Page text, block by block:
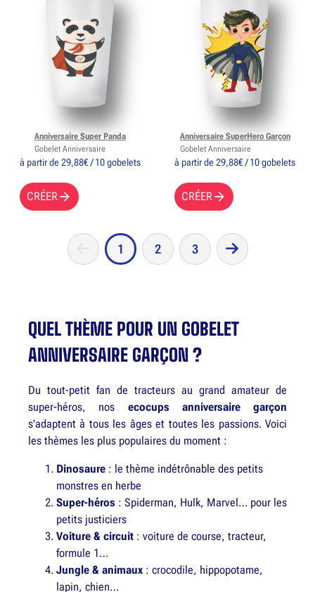
à partir de 29,88€ / 10 gobelets
CRÉER
Anniversaire Super Panda
Gobelet Anniversaire
à partir de 29,88€ / 10 gobelets
CRÉER
Anniversaire SuperHero Garçon
Gobelet Anniversaire
1 2 3
QUEL THÈME POUR UN GOBELET
ANNIVERSAIRE GARÇON ?
Du tout-petit fan de tracteurs au grand amateur de
super-héros, nos ecocups anniversaire garçon
s'adaptent à tous les âges et toutes les passions. Voici
les thèmes les plus populaires du moment :
Dinosaure : le thème indétrônable des petits
monstres en herbe
Super-héros : Spiderman, Hulk, Marvel… pour les
petits justiciers
Voiture & circuit : voiture de course, tracteur,
formule 1…
Jungle & animaux : crocodile, hippopotame,
lapin, chien…